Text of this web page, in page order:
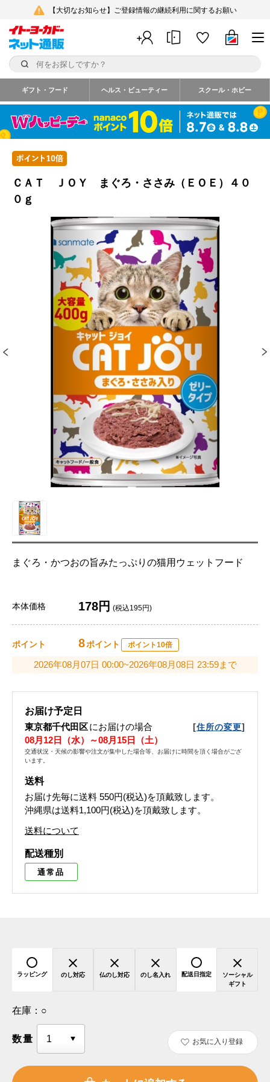
【大切なお知らせ】ご登録情報の継続利用に関するお願い
ギフト・フード ヘルス・ビューティー スクール・ホビー
ＣＡＴ ＪＯＹ まぐろ・ささみ（ＥＯＥ）４０
０ｇ
まぐろ・かつおの旨みたっぷりの猫用ウェットフード
本体価格 178円 (税込195円)
ポイント 8ポイント ポイント10倍
2026年08月07日 00:00~2026年08月08日 23:59まで
お届け予定日
東京都千代田区にお届けの場合 [住所の変更]
08月12日（水）～08月15日（土）
交通状況・天候の影響や注文が集中した場合等、お届けに時間を頂く場合がござ
います。
送料
お届け先毎に送料 550円(税込)を頂戴致します。
沖縄県は送料1,100円(税込)を頂戴致します。
送料について
配送種別
通常品
ラッピング のし対応 仏のし対応 のし名入れ 配送日指定
ソーシャル
ギフト
在庫： ○
数量 お気に入り登録